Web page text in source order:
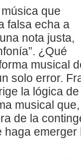
que
falsa echa a
nota justa,
¿Qué
musical
solo error.
la lógica
musical
de la
haga